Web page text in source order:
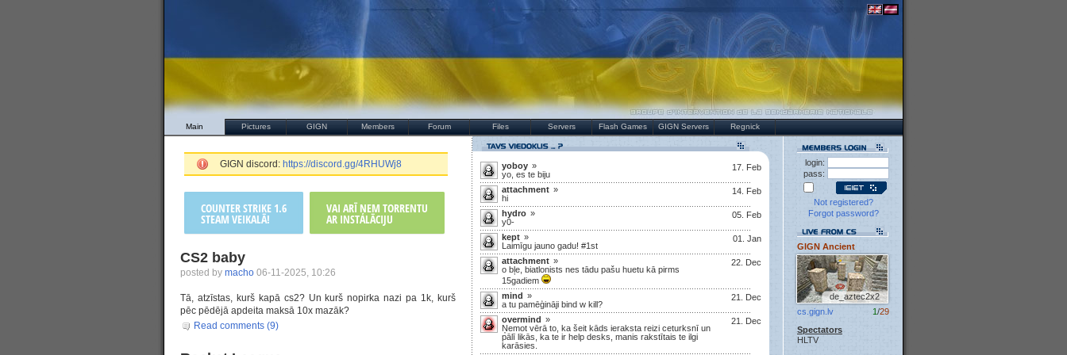
Main Pictures GIGN Members Forum Files Servers Flash Games GIGN Servers Regnick
GIGN discord: https://discord.gg/4RHUWj8
COUNTER STRIKE 1.6
STEAM VEIKALĀ!
VAI ARĪ ŅEM TORRENTU
AR INSTALĀCIJU
CS2 baby
posted by macho 06-11-2025, 10:26
Tā, atzīstas, kurš kapā cs2? Un kurš nopirka nazi pa 1k, kurš
pēc pēdējā apdeita maksā 10x mazāk?
Read comments (9)
yoboy »
yo, es te biju
17. Feb
attachment »
hi
14. Feb
hydro »
y0-
05. Feb
kept »
Laimīgu jauno gadu! #1st
01. Jan
attachment »
o bļe, biatlonists nes tādu pašu huetu kā pirms
15gadiem
22. Dec
mind »
a tu pamēģināji bind w kill?
21. Dec
overmind »
Ņemot vērā to, ka šeit kāds ieraksta reizi ceturksnī un
pālī likās, ka te ir help desks, manis rakstītais te ilgi
karāsies.
21. Dec
login:
pass:
Not registered?
Forgot password?
GIGN Ancient
de_aztec2x2
1/29
cs.gign.lv
Spectators
HLTV